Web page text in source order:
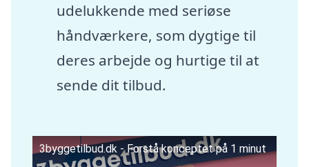
udelukkende med seriøse
håndværkere, som dygtige til
deres arbejde og hurtige til at
sende dit tilbud.
3byggetilbud.dk - Forstå konceptet på 1 minut